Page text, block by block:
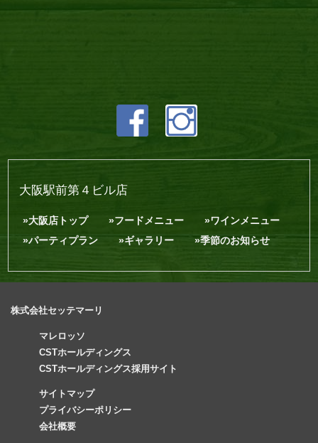
大阪駅前第４ビル店
大阪店トップ フードメニュー
ワインメニュー
パーティプラン
ギャラリー 季節のお知らせ
株式会社セッテマーリ
マレロッソ
CSTホールディングス
CSTホールディングス採用サイト
サイトマップ
プライバシーポリシー
会社概要